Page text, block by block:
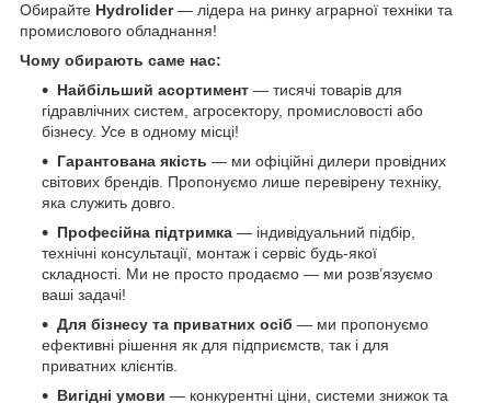
Обирайте Hydrolider— лідера на ринку аграрної техніки та
промислового обладнання!
Чому обирають саме нас:
Найбільший асортимент — тисячі товарів для
гідравлічних систем, агросектору, промисловості або
бізнесу. Усе в одному місці!
Гарантована якість — ми офіційні дилери провідних
світових брендів. Пропонуємо лише перевірену техніку,
яка служить довго.
Професійна підтримка — індивідуальний підбір,
технічні консультації, монтаж і сервіс будь-якої
складності. Ми не просто продаємо — ми розв’язуємо
ваші задачі!
Для бізнесу та приватних осіб — ми пропонуємо
ефективні рішення як для підприємств, так і для
приватних клієнтів.
Вигідні умови — конкурентні ціни, системи знижок та